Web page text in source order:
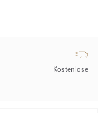
Kostenlose